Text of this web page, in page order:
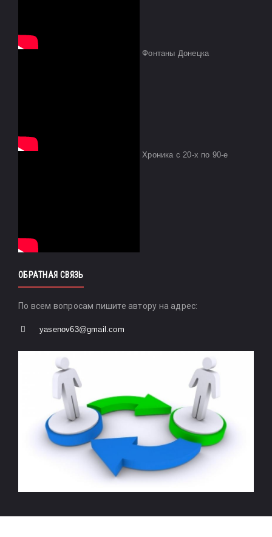
Фонтаны Донецка
Хроника с 20-х по 90-е
ОБРАТНАЯ СВЯЗЬ
По всем вопросам пишите автору на адрес:
yasenov63@gmail.com